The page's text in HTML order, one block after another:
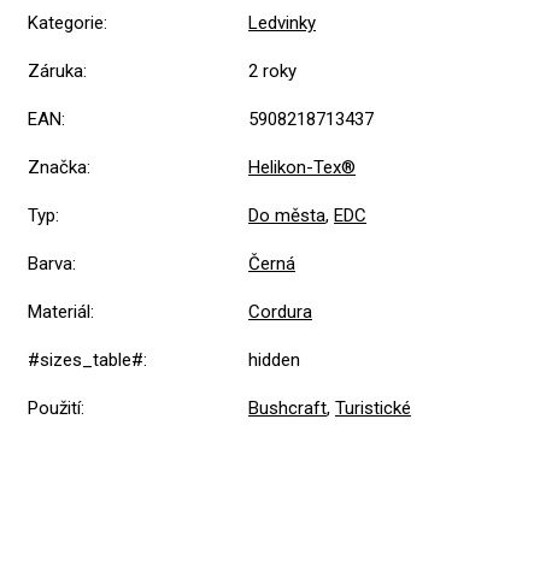
Kategorie: Ledvinky
Záruka: 2 roky
EAN: 5908218713437
Značka: Helikon-Tex®
Typ: Do města, EDC
Barva: Černá
Materiál: Cordura
#sizes_table#: hidden
Použití: Bushcraft, Turistické